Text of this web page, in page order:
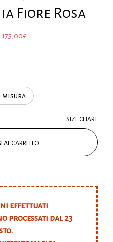
Fiore Rosa
Il
250,00€.
175,00€Il
175,00€.
misura
SIZE CHART
AL CARRELLO
effettuati
processati dal 23